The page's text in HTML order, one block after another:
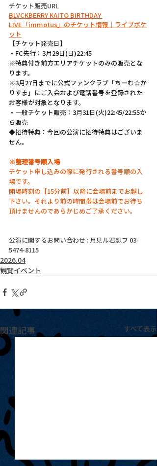
チケット販売URL
BLVCKBERRY KAITO BIRTHDAY
LIVE「immotus」のチケット情報｜ライブポケ
ット
【チケット発売日】
・FC先行：3月29日(日)22:45
※特典付き前方エリアチケットのみの販売とな
ります。
※3月27日までに公式ファンクラブ「ちーむ☆か
りすま」にご入会および電話番号を登録された
お客様が対象となります。
・一般チケット販売：3月31日(火)22:45/22:55か
ら販売
◆招待特典：今回の公演に招待特典はございま
せん。
※整理番号順入場
チケット申し込みの際に発行される番号順の入
場です。
開場時刻の【15分前】以降に会場前までお越し
下さい。それより前の時間帯は会場前でお待ち
頂けませんのであらかじめご了承ください。
公演に関するお問い合わせ : 月見ル君想フ 03-
5474-8115
2026.04
観覧イベント
関連記事 すべて表示